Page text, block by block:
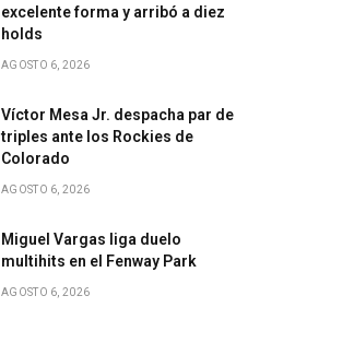
excelente forma y arribó a diez
holds
AGOSTO 6, 2026
Víctor Mesa Jr. despacha par de
triples ante los Rockies de
Colorado
AGOSTO 6, 2026
Miguel Vargas liga duelo
multihits en el Fenway Park
AGOSTO 6, 2026